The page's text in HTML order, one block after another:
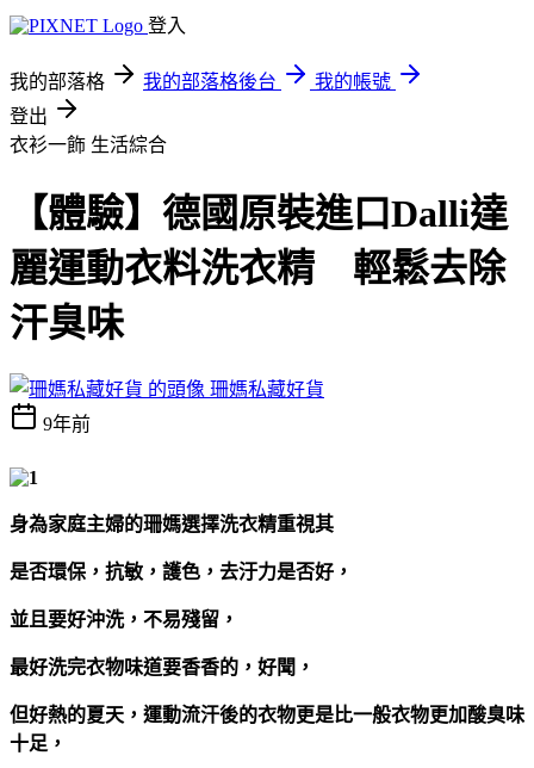
登入
我的部落格 我的部落格後台
我的帳號
登出
衣衫一飾 生活綜合
【體驗】德國原裝進口Dalli達
麗運動衣料洗衣精 輕鬆去除
汗臭味
珊媽私藏好貨
9年前
身為家庭主婦的珊媽選擇洗衣精重視其
是否環保，抗敏，護色，去汙力是否好，
並且要好沖洗，不易殘留，
最好洗完衣物味道要香香的，好聞，
但好熱的夏天，運動流汗後的衣物更是比一般衣物更加酸臭味
十足，